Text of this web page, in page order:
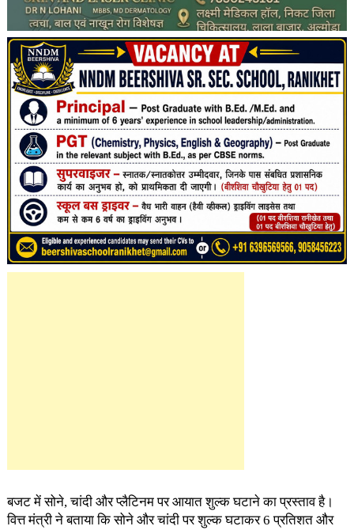
बजट में सोने, चांदी और प्लैटिनम पर आयात शुल्क घटाने का प्रस्ताव है।
वित्त मंत्री ने बताया कि सोने और चांदी पर शुल्क घटाकर 6 प्रतिशत और